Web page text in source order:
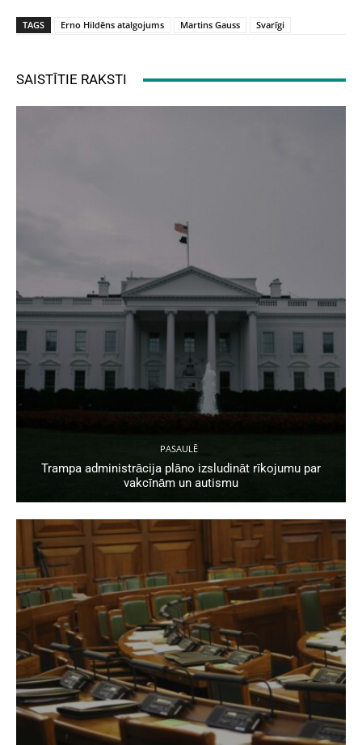
TAGS Erno Hildēns atalgojums Martins Gauss Svarīgi
SAISTĪTIE RAKSTI
PASAULĒ
Trampa administrācija plāno izsludināt rīkojumu par
vakcīnām un autismu